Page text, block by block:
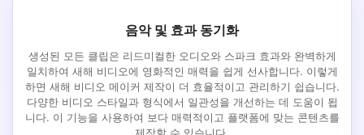
음악 및 효과 동기화
생성된 모든 클립은 리드미컬한 오디오와 스파크 효과와 완벽하게
일치하여 새해 비디오에 영화적인 매력을 쉽게 선사합니다. 이렇게
하면 새해 비디오 메이커 제작이 더 효율적이고 관리하기 쉽습니다.
다양한 비디오 스타일과 형식에서 일관성을 개선하는 데 도움이 됩
니다. 이 기능을 사용하여 보다 매력적이고 플랫폼에 맞는 콘텐츠를